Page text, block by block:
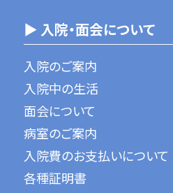
▶ 入院・面会について
入院のご案内
入院中の生活
面会について
病室のご案内
入院費のお支払いについて
各種証明書